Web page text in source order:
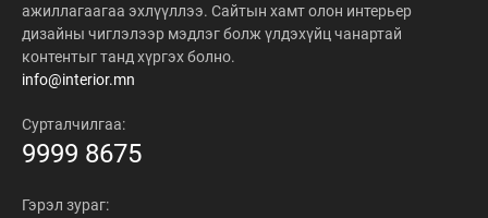
ажиллагаагаа эхлүүллээ. Сайтын хамт олон интерьер
дизайны чиглэлээр мэдлэг болж үлдэхүйц чанартай
контентыг танд хүргэх болно.
info@interior.mn
Сурталчилгаа:
9999 8675
Гэрэл зураг: